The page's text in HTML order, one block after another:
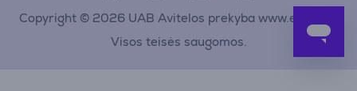
Copyright © 2026 UAB Avitelos prekyba www.elesen.lt
Visos teisės saugomos.